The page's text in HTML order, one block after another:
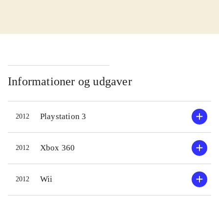
nødvendigvis negativt, for Singstar er
spil. I spillet synger hver spiller i en
mikrofon og spillet registrerer hvor
godt deres toneleje matcher sangen
på skærmen. Rammer de tonen og
lejet præcist får de point - det er
rørende simpelt, så alle kan være
med. Der er 35 sange at vælge
Informationer og udgaver
2012 Playstation 3
2012 Xbox 360
2012 Wii